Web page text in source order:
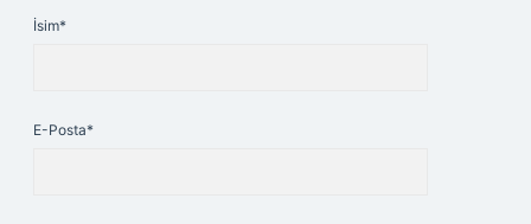
İsim*
E-Posta*